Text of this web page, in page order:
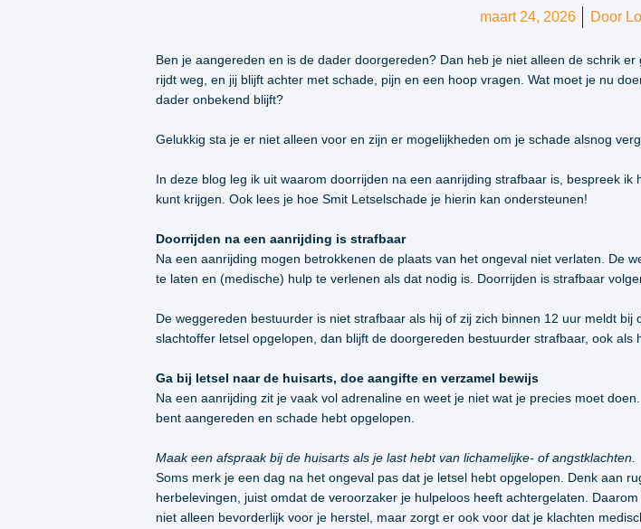
maart 24, 2026 Door
Ben je aangereden en is de dader doorgereden? Dan heb je niet alleen de schrik
rijdt weg, en jij blijft achter met schade, pijn en een hoop vragen. Wat moet je nu
dader onbekend blijft?
Gelukkig sta je er niet alleen voor en zijn er mogelijkheden om je schade alsnog
In deze blog leg ik uit waarom doorrijden na een aanrijding strafbaar is, bespreek
kunt krijgen. Ook lees je hoe Smit Letselschade je hierin kan ondersteunen!
Doorrijden na een aanrijding is strafbaar
Na een aanrijding mogen betrokkenen de plaats van het ongeval niet verlaten. De
te laten en (medische) hulp te verlenen als dat nodig is. Doorrijden is strafbaar
De weggereden bestuurder is niet strafbaar als hij of zij zich binnen 12 uur meldt
slachtoffer letsel opgelopen, dan blijft de doorgereden bestuurder strafbaar, ook als
Ga bij letsel naar de huisarts, doe aangifte en verzamel bewijs
Na een aanrijding zit je vaak vol adrenaline en weet je niet wat je precies moet
bent aangereden en schade hebt opgelopen.
Maak een afspraak bij de huisarts als je last hebt van lichamelijke- of angstklachten.
Soms merk je een dag na het ongeval pas dat je letsel hebt opgelopen. Denk aan
herbelevingen, juist omdat de veroorzaker je hulpeloos heeft achtergelaten.
niet alleen bevorderlijk voor je herstel, maar zorgt er ook voor dat je klachten